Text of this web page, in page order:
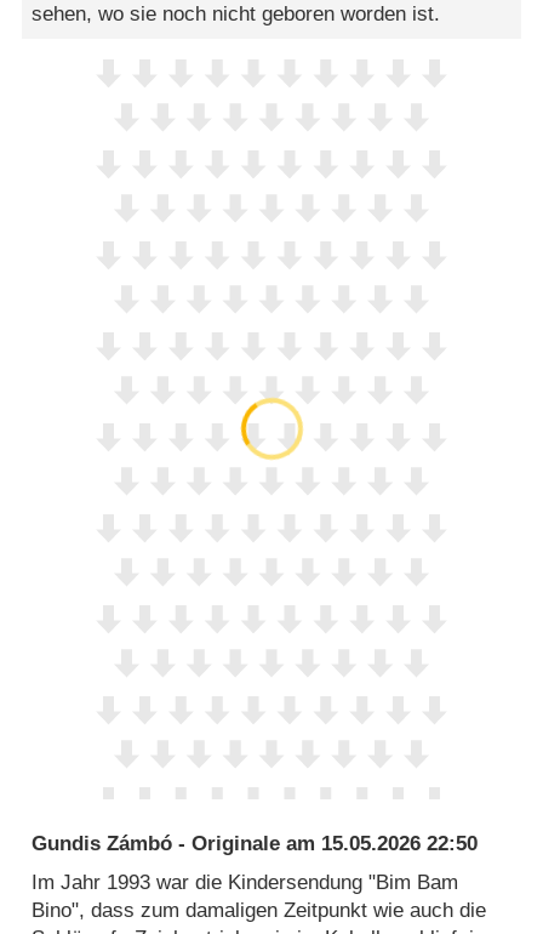
sehen, wo sie noch nicht geboren worden ist.
Gundis Zámbó - Originaleam 15.05.2026 22:50
Im Jahr 1993 war die Kindersendung "Bim Bam
Bino", dass zum damaligen Zeitpunkt wie auch die